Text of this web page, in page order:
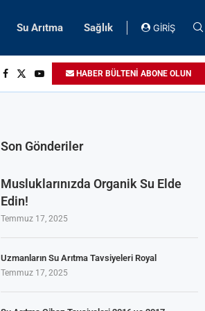
Su Arıtma Sağlık GİRİŞ
HABER BÜLTENİ ABONE OLUN
Son Gönderiler
Musluklarınızda Organik Su Elde
Edin!
Temmuz 17, 2025
Uzmanların Su Arıtma Tavsiyeleri Royal
Temmuz 17, 2025